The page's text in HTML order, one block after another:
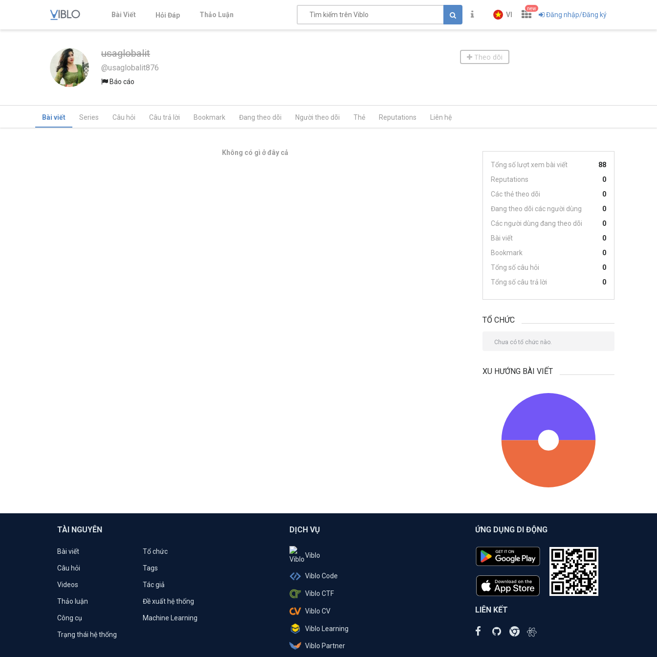
Bài Viết Hỏi Đáp Thảo Luận VI
new
Đăng nhập/Đăng ký
usaglobalit
@usaglobalit876
Báo cáo
Theo dõi
Bài viết Series Câu hỏi Câu trả lời Bookmark Đang theo dõi Người theo dõi Thẻ Reputations Liên hệ
Không có gì ở đây cả
Tổng số lượt xem bài viết
88
Reputations
0
Các thẻ theo dõi
0
Đang theo dõi các người dùng
0
Các người dùng đang theo dõi
0
Bài viết
0
Bookmark
0
Tổng số câu hỏi
0
Tổng số câu trả lời
0
TỔ CHỨC
Chưa có tổ chức nào.
XU HƯỚNG BÀI VIẾT
TÀI NGUYÊN
Bài viết Tổ chức
Câu hỏi Tags
Videos Tác giả
Thảo luận Đề xuất hệ thống
Công cụ Machine Learning
Trạng thái hệ thống
DỊCH VỤ
Viblo
Viblo Code
Viblo CTF
Viblo CV
Viblo Learning
Viblo Partner
ỨNG DỤNG DI ĐỘNG
LIÊN KẾT